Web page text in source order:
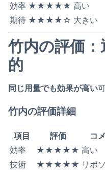
効率 ★★★★★ 高い
期待 ★★★★☆ 大きい
竹内の評価
的
同じ用量でも効果が高い
竹内の評価詳細
項目 評価
コ
効率
★★★★★ 高い
技術
★★★★★ リポ